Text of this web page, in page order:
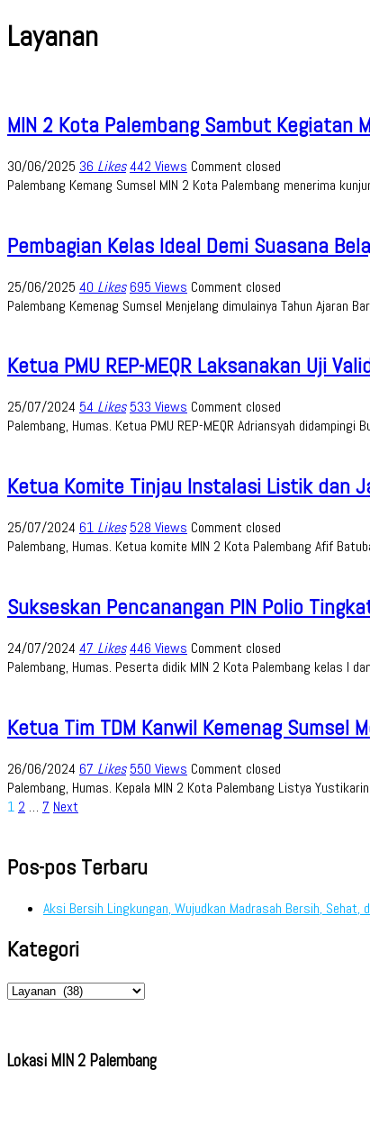
Layanan
MIN 2 Kota Palembang Sambut Kegiatan
30/06/2025 36 Likes442 Views Comment closed
Palembang Kemang Sumsel MIN 2 Kota Palembang menerima
Pembagian Kelas Ideal Demi Suasana
25/06/2025 40 Likes 695 Views Comment closed
Palembang Kemenag Sumsel Menjelang dimulainya Tahun
Ketua PMU REP-MEQR Laksanakan Uji
25/07/2024 54 Likes 533 Views Comment closed
Palembang, Humas. Ketua PMU REP-MEQR Adriansyah
Ketua Komite Tinjau Instalasi Listik dan
25/07/2024 61 Likes 528 Views Comment closed
Palembang, Humas. Ketua komite MIN 2 Kota Palembang Afif
Sukseskan Pencanangan PIN Polio
24/07/2024 47 Likes446 Views Comment closed
Palembang, Humas. Peserta didik MIN 2 Kota Palembang kelas I
Ketua Tim TDM Kanwil Kemenag Sumsel
26/06/2024 67 Likes 550 Views Comment closed
Palembang, Humas. Kepala MIN 2 Kota Palembang Listya
Paginasi
1 2 … 7 Next
Pos-pos Terbaru
Aksi Bersih Lingkungan, Wujudkan Madrasah Bersih, Sehat,
Kategori
Kategori
Lokasi MIN 2 Palembang